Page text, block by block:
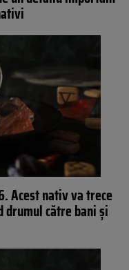
Acest nativ va trece
către bani și